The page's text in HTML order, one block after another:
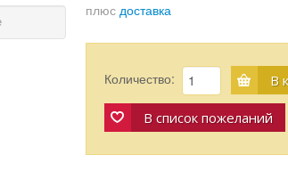
плюс доставка
Количество: В
В список пожеланий